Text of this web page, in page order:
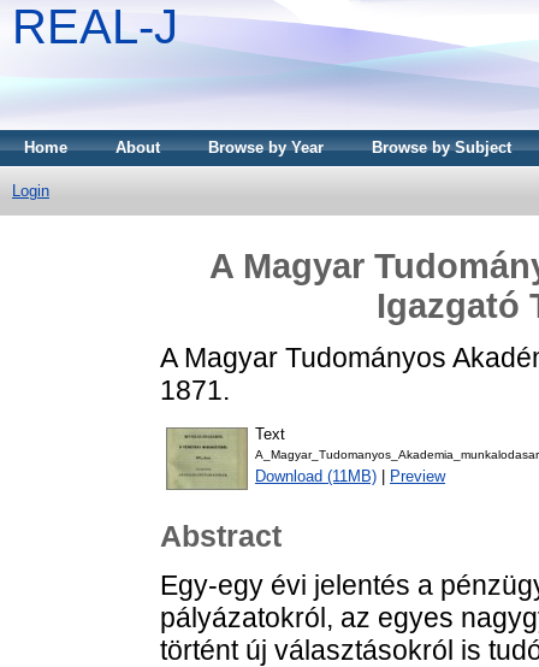
REAL-J
Home About Browse by Year Browse by Subject
Login
A Magyar
Igazgató
A Magyar Tudományos
1871.
Text
Download (11MB) Preview
Abstract
Egy-egy évi jelentés a
pályázatokról, az egyes
történt új választásokról is